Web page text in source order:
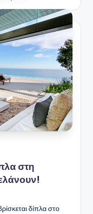
στη
δίπλα στο